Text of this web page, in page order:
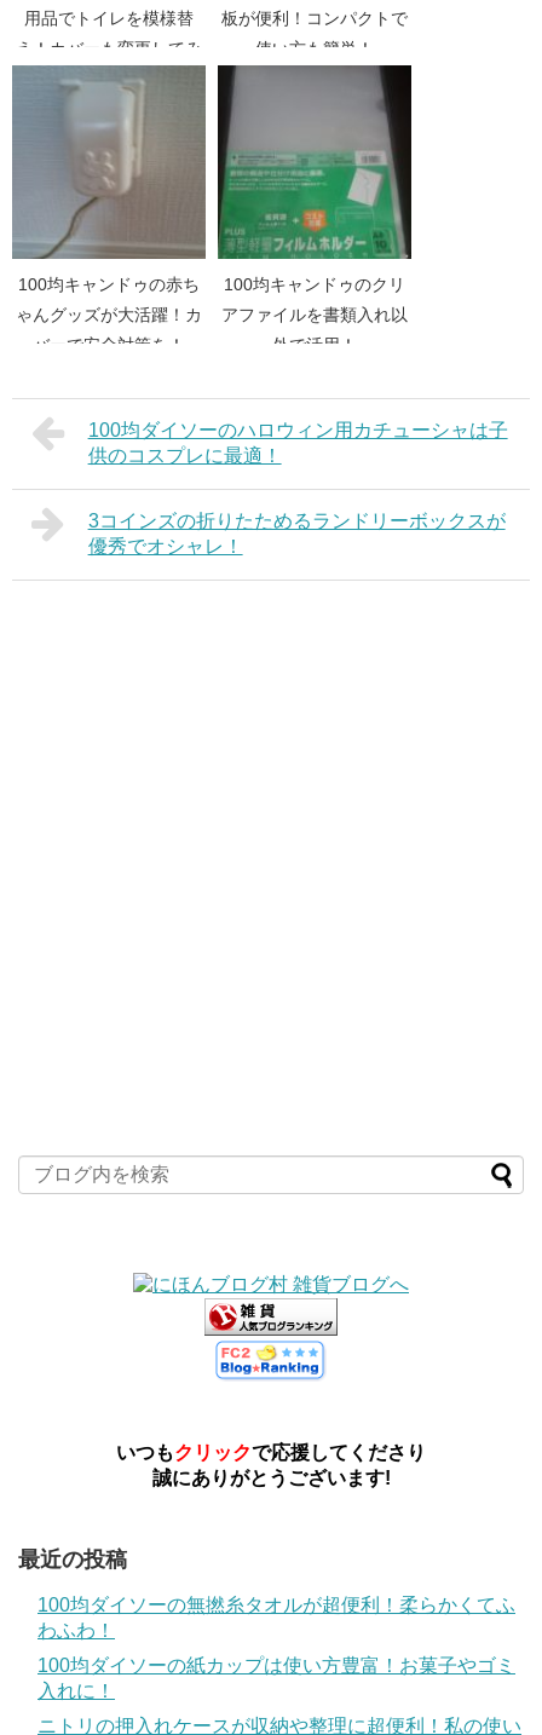
用品でトイレを模様替
え！カバーも変更してみ
ました。
板が便利！コンパクトで
使い方も簡単！
100均キャンドゥの赤ち
ゃんグッズが大活躍！カ
バーで安全対策を！
100均キャンドゥのクリ
アファイルを書類入れ以
外で活用！
100均ダイソーのハロウィン用カチューシャは子
供のコスプレに最適！
3コインズの折りたためるランドリーボックスが
優秀でオシャレ！
いつもクリックで応援してくださり
誠にありがとうございます!
最近の投稿
100均ダイソーの無撚糸タオルが超便利！柔らかくてふ
わふわ！
100均ダイソーの紙カップは使い方豊富！お菓子やゴミ
入れに！
ニトリの押入れケースが収納や整理に超便利！私の使い